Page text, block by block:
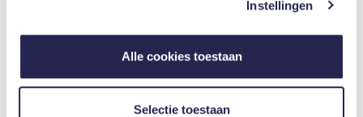
en om ons websiteverkeer te analyseren. Ook delen we
partners kunnen deze gegevens combineren met andere
informatie die u aan ze heeft verstrekt of die ze hebben
verzameld op basis van uw gebruik van hun services. U
Instellingen
Alle cookies toestaan
Selectie toestaan
Moet jouw bedrijf iets met GEO?
De eerlijke, scherpe conclusie: ja, tenzij je het niet erg vindt